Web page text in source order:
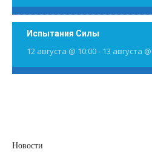
Испытания Силы
12 августа @ 10:00- 13 августа
Новости